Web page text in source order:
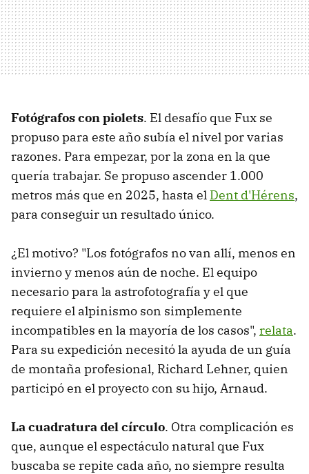
Fotógrafos con piolets. El desafío que Fux se
propuso para este año subía el nivel por varias
razones. Para empezar, por la zona en la que
quería trabajar. Se propuso ascender 1.000
metros más que en 2025, hasta el Dent d'Hérens,
para conseguir un resultado único.
¿El motivo? "Los fotógrafos no van allí, menos en
invierno y menos aún de noche. El equipo
necesario para la astrofotografía y el que
requiere el alpinismo son simplemente
incompatibles en la mayoría de los casos", relata.
Para su expedición necesitó la ayuda de un guía
de montaña profesional, Richard Lehner, quien
participó en el proyecto con su hijo, Arnaud.
La cuadratura del círculo. Otra complicación es
que, aunque el espectáculo natural que Fux
buscaba se repite cada año, no siempre resulta